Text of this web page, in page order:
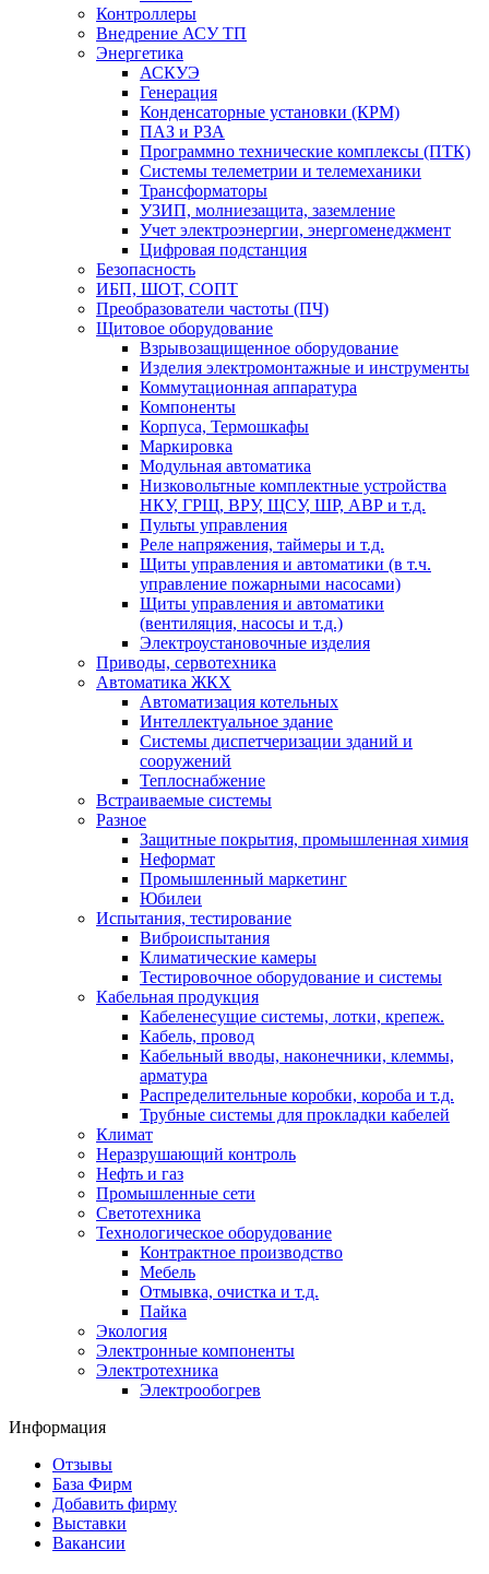
Контроллеры
Внедрение АСУ ТП
Энергетика
АСКУЭ
Генерация
Конденсаторные установки (КРМ)
ПАЗ и РЗА
Программно технические комплексы (ПТК)
Системы телеметрии и телемеханики
Трансформаторы
УЗИП, молниезащита, заземление
Учет электроэнергии, энергоменеджмент
Цифровая подстанция
Безопасность
ИБП, ШОТ, СОПТ
Преобразователи частоты (ПЧ)
Щитовое оборудование
Взрывозащищенное оборудование
Изделия электромонтажные и инструменты
Коммутационная аппаратура
Компоненты
Корпуса, Термошкафы
Маркировка
Модульная автоматика
Низковольтные комплектные устройства
НКУ, ГРЩ, ВРУ, ЩСУ, ШР, АВР и т.д.
Пульты управления
Реле напряжения, таймеры и т.д.
Щиты управления и автоматики (в т.ч.
управление пожарными насосами)
Щиты управления и автоматики
(вентиляция, насосы и т.д.)
Электроустановочные изделия
Приводы, сервотехника
Автоматика ЖКХ
Автоматизация котельных
Интеллектуальное здание
Системы диспетчеризации зданий и
сооружений
Теплоснабжение
Встраиваемые системы
Разное
Защитные покрытия, промышленная химия
Неформат
Промышленный маркетинг
Юбилеи
Испытания, тестирование
Виброиспытания
Климатические камеры
Тестировочное оборудование и системы
Кабельная продукция
Кабеленесущие системы, лотки, крепеж.
Кабель, провод
Кабельный вводы, наконечники, клеммы,
арматура
Распределительные коробки, короба и т.д.
Трубные системы для прокладки кабелей
Климат
Неразрушающий контроль
Нефть и газ
Промышленные сети
Светотехника
Технологическое оборудование
Контрактное производство
Мебель
Отмывка, очистка и т.д.
Пайка
Экология
Электронные компоненты
Электротехника
Электрообогрев
Информация
Отзывы
База Фирм
Добавить фирму
Выставки
Вакансии